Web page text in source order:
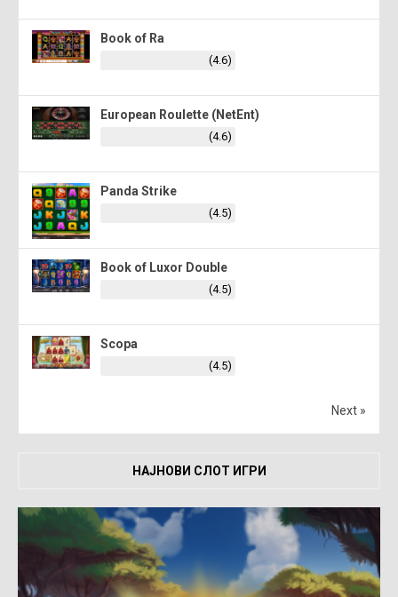
Book of Ra
(4.6)
European Roulette (NetEnt)
(4.6)
Panda Strike
(4.5)
Book of Luxor Double
(4.5)
Scopa
(4.5)
Next »
НАЈНОВИ СЛОТ ИГРИ